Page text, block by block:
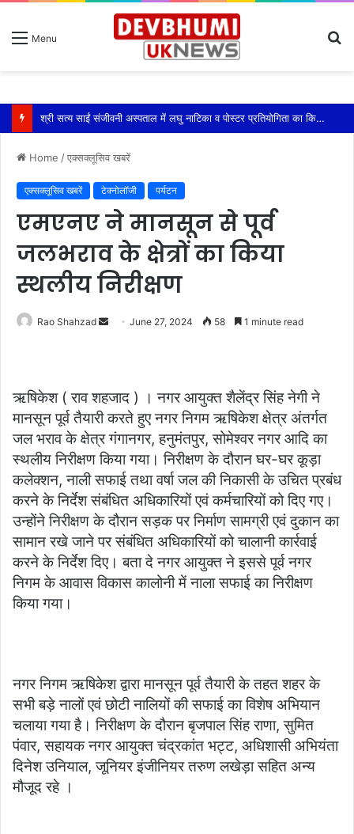
Menu
श्री सत्य साईं संजीवनी अस्पताल में लघु नाटिका व पोस्टर प्रतियोगिता का किया आयोजन
Home /एक्सक्लूसिव खबरें
एक्सक्लूसिव खबरें टेक्नोलॉजी पर्यटन
एमएनए ने मानसून से पूर्व
जलभराव के क्षेत्रों का किया
स्थलीय निरीक्षण
Rao Shahzad
SendJune 27, 2024 58 1 minute read
ऋषिकेश ( राव शहजाद ) । नगर आयुक्त शैलेंद्र सिंह नेगी ने
मानसून पूर्व तैयारी करते हुए नगर निगम ऋषिकेश क्षेत्र अंतर्गत
जल भराव के क्षेत्र गंगानगर, हनुमंतपुर, सोमेश्वर नगर आदि का
स्थलीय निरीक्षण किया गया। निरीक्षण के दौरान घर-घर कूड़ा
कलेक्शन, नाली सफाई तथा वर्षा जल की निकासी के उचित प्रबंध
करने के निर्देश संबंधित अधिकारियों एवं कर्मचारियों को दिए गए।
उन्होंने निरीक्षण के दौरान सड़क पर निर्माण सामग्री एवं दुकान का
सामान रखे जाने पर संबंधित अधिकारियों को चालानी कार्रवाई
करने के निर्देश दिए। बता दे नगर आयुक्त ने इससे पूर्व नगर
निगम के आवास विकास कालोनी में नाला सफाई का निरीक्षण
किया गया।
नगर निगम ऋषिकेश द्वारा मानसून पूर्व तैयारी के तहत शहर के
सभी बड़े नालों एवं छोटी नालियों की सफाई का विशेष अभियान
चलाया गया है। निरीक्षण के दौरान बृजपाल सिंह राणा, सुमित
पंवार, सहायक नगर आयुक्त चंद्रकांत भट्ट, अधिशासी अभियंता
दिनेश उनियाल, जूनियर इंजीनियर तरुण लखेड़ा सहित अन्य
मौजूद रहे ।